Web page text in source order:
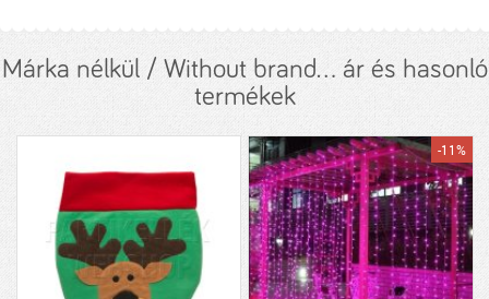
Márka nélkül / Without brand... ár és hasonló
termékek
-11%